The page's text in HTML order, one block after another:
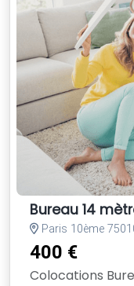
Bureau 14
Paris 10ème
400 €
Colocations